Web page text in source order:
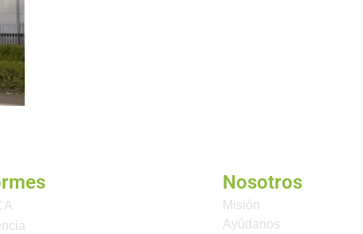
Nosotros
Misión
Ayúdanos